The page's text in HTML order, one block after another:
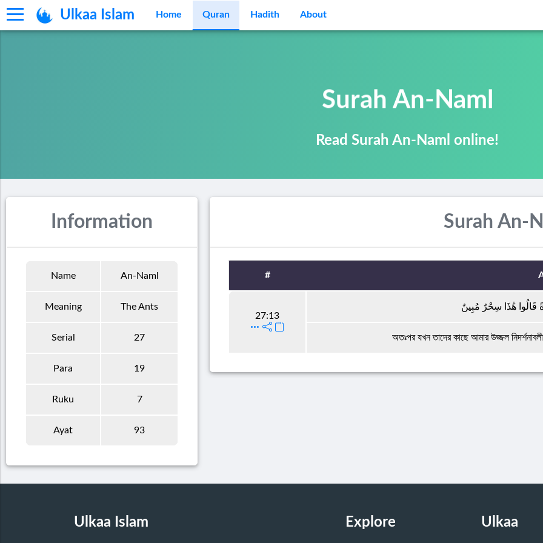
Ulkaa Islam Home Quran Hadith About
Surah An-Naml
Read Surah An-Naml online!
Information
Name An-Naml
Meaning The Ants
Serial 27
Para 19
Ruku 7
Ayat 93
Surah An-
#
27:13
قَالُوا هَٰذَا سِحْرٌ مُبِينٌ
অতঃপর যখন তাদের কাছে আমার উজ্জল
Ulkaa Islam Explore Ulkaa